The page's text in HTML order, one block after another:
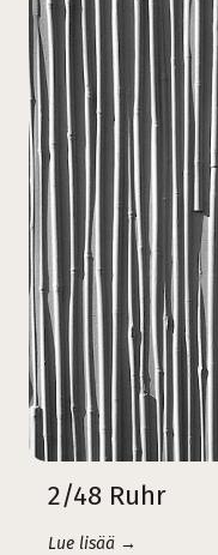
2/48 Ruhr
Lue lisää →